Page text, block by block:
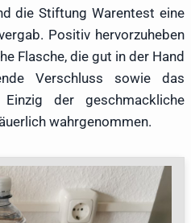
die Stiftung Warentest eine
Positiv hervorzuheben
Flasche, die gut in der Hand
Verschluss sowie das
Einzig der geschmackliche
wahrgenommen.